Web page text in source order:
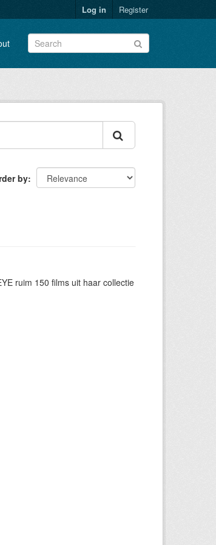
Log in Register
by
ruim 150 films uit haar collectie